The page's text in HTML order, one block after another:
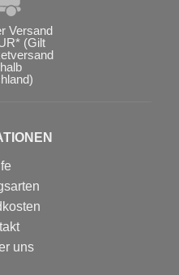
Versand
(Gilt
uns